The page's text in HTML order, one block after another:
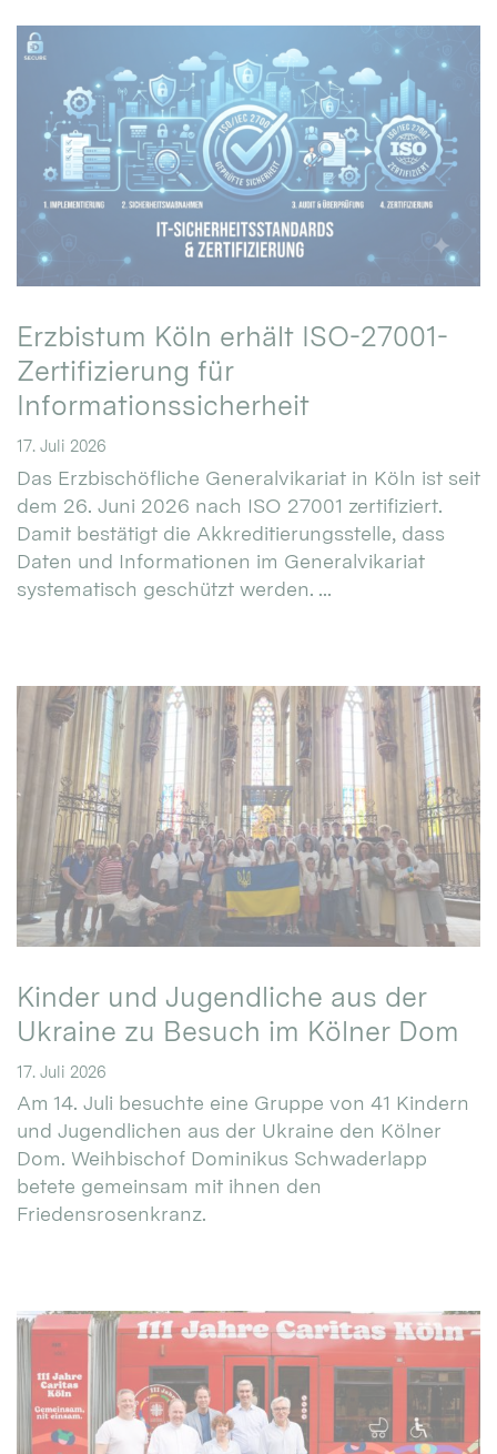
Erzbistum Köln erhält ISO-27001-
Zertifizierung für
Informationssicherheit
17. Juli 2026
Das Erzbischöfliche Generalvikariat in Köln ist seit
dem 26. Juni 2026 nach ISO 27001 zertifiziert.
Damit bestätigt die Akkreditierungsstelle, dass
Daten und Informationen im Generalvikariat
systematisch geschützt werden. ...
Kinder und Jugendliche aus der
Ukraine zu Besuch im Kölner Dom
17. Juli 2026
Am 14. Juli besuchte eine Gruppe von 41 Kindern
und Jugendlichen aus der Ukraine den Kölner
Dom. Weihbischof Dominikus Schwaderlapp
betete gemeinsam mit ihnen den
Friedensrosenkranz.